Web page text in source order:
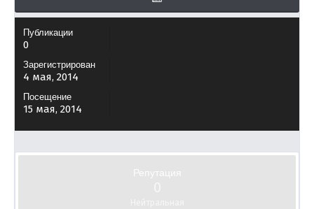
Публикации
0
Зарегистрирован
4 мая, 2014
Посещение
15 мая, 2014
Репутация